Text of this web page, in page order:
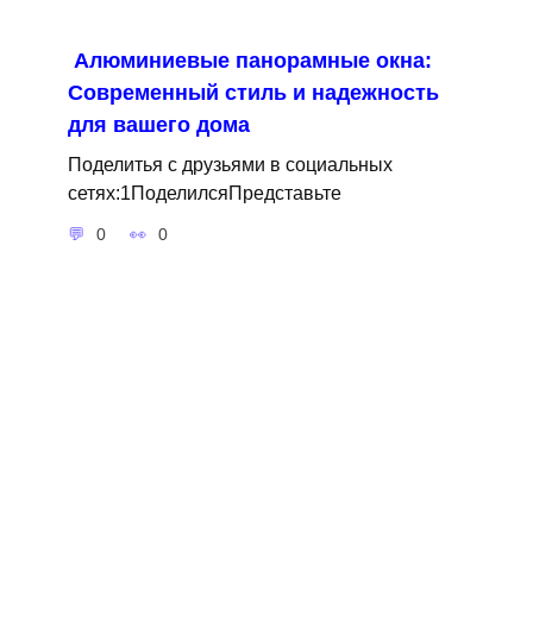
Алюминиевые панорамные окна:
Современный стиль и надежность
для вашего дома
Поделитья с друзьями в социальных
сетях:1ПоделилсяПредставьте
0 0